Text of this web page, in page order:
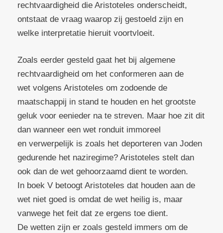
rechtvaardigheid die Aristoteles onderscheidt,
ontstaat de vraag waarop zij gestoeld zijn en
welke interpretatie hieruit voortvloeit.
Zoals eerder gesteld gaat het bij algemene
rechtvaardigheid om het conformeren aan de
wet volgens Aristoteles om zodoende de
maatschappij in stand te houden en het grootste
geluk voor eenieder na te streven. Maar hoe zit dit
dan wanneer een wet ronduit immoreel
en verwerpelijk is zoals het deporteren van Joden
gedurende het naziregime? Aristoteles stelt dan
ook dan de wet gehoorzaamd dient te worden.
In boek V betoogt Aristoteles dat houden aan de
wet niet goed is omdat de wet heilig is, maar
vanwege het feit dat ze ergens toe dient.
De wetten zijn er zoals gesteld immers om de